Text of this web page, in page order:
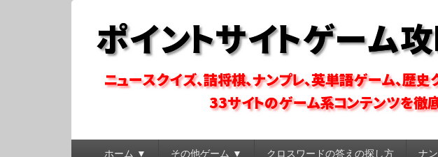
ポイントサイトゲーム攻略隊
ホーム ▼ その他ゲーム ▼ クロスワードの答えの探し方 ナ